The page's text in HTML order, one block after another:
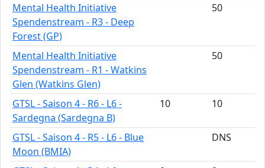
Mental Health Initiative
Spendenstream - R3 - Deep
Forest (GP)
50
Mental Health Initiative
Spendenstream - R1 - Watkins
Glen (Watkins Glen)
50
GTSL - Saison 4 - R6 - L6 -
Sardegna (Sardegna B)
10 10
GTSL - Saison 4 - R5 - L6 - Blue
Moon (BMIA)
DNS